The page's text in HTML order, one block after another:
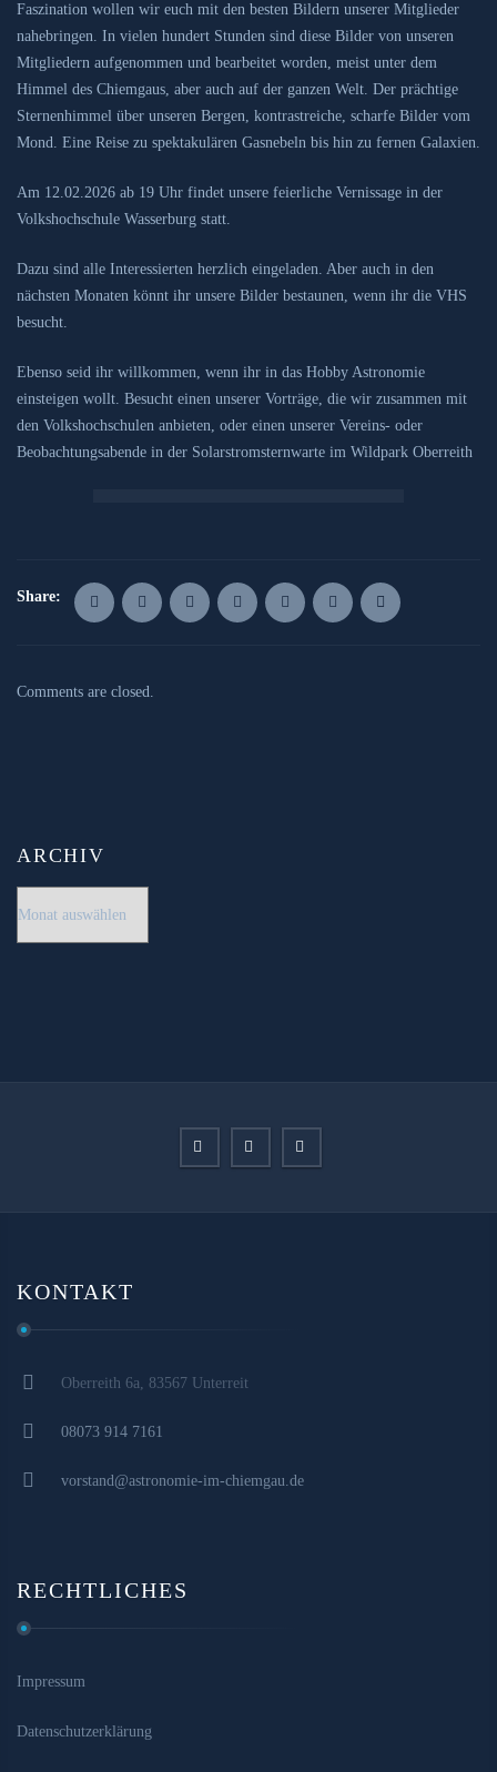
Faszination wollen wir euch mit den besten Bildern unserer Mitglieder
nahebringen. In vielen hundert Stunden sind diese Bilder von unseren
Mitgliedern aufgenommen und bearbeitet worden, meist unter dem
Himmel des Chiemgaus, aber auch auf der ganzen Welt. Der prächtige
Sternenhimmel über unseren Bergen, kontrastreiche, scharfe Bilder vom
Mond. Eine Reise zu spektakulären Gasnebeln bis hin zu fernen Galaxien.
Am 12.02.2026 ab 19 Uhr findet unsere feierliche Vernissage in der
Volkshochschule Wasserburg statt.
Dazu sind alle Interessierten herzlich eingeladen. Aber auch in den
nächsten Monaten könnt ihr unsere Bilder bestaunen, wenn ihr die VHS
besucht.
Ebenso seid ihr willkommen, wenn ihr in das Hobby Astronomie
einsteigen wollt. Besucht einen unserer Vorträge, die wir zusammen mit
den Volkshochschulen anbieten, oder einen unserer Vereins- oder
Beobachtungsabende in der Solarstromsternwarte im Wildpark Oberreith
Share:
Comments are closed.
ARCHIV
KONTAKT
Oberreith 6a, 83567 Unterreit
08073 914 7161
vorstand@astronomie-im-chiemgau.de
RECHTLICHES
Impressum
Datenschutzerklärung